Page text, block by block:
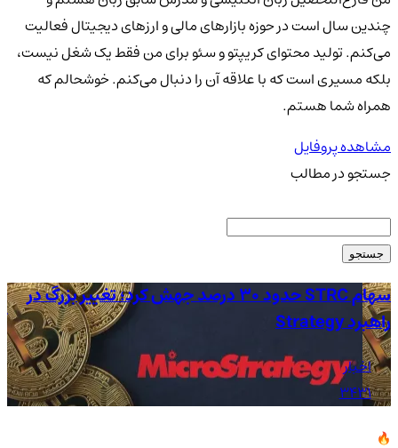
چندین سال است در حوزه بازارهای مالی و ارزهای دیجیتال فعالیت
می‌کنم. تولید محتوای کریپتو و سئو برای من فقط یک شغل نیست،
بلکه مسیری است که با علاقه آن را دنبال می‌کنم. خوشحالم که
همراه شما هستم.
مشاهده پروفایل
جستجو در مطالب
جستجو
سهام STRC حدود 30 درصد جهش کرد؛ تغییر بزرگ در
راهبرد Strategy
اخبار
3431